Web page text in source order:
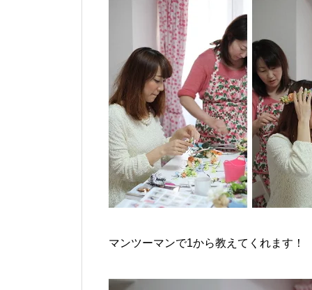
マンツーマンで1から教えてくれます！